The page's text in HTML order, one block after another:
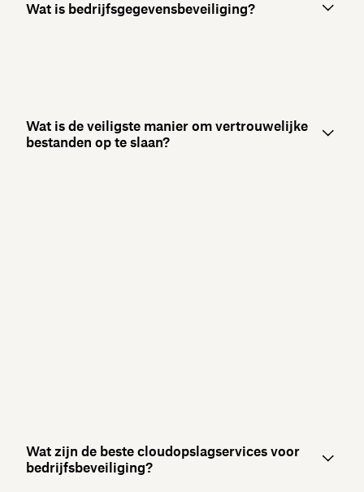
Wat is bedrijfsgegevensbeveiliging?
Wat is de veiligste manier om vertrouwelijke
bestanden op te slaan?
Wat zijn de beste cloudopslagservices voor
bedrijfsbeveiliging?